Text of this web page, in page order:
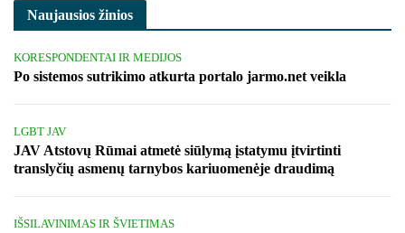
Naujausios žinios
KORESPONDENTAI IR MEDIJOS
Po sistemos sutrikimo atkurta portalo jarmo.net veikla
LGBT JAV
JAV Atstovų Rūmai atmetė siūlymą įstatymu įtvirtinti
translyčių asmenų tarnybos kariuomenėje draudimą
IŠSILAVINIMAS IR ŠVIETIMAS